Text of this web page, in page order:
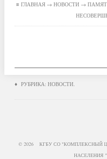
≡ ГЛАВНАЯ→ НОВОСТИ→
♦ РУБРИКА:НОВОСТИ.
© 2026 КГБУ СО "КОМПЛЕКСНЫЙ
НАСЕЛЕНИЯ